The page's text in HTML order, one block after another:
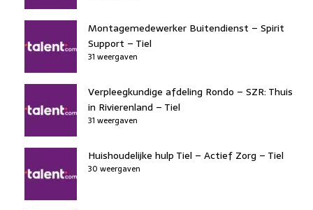
Montagemedewerker Buitendienst – Spirit
Support – Tiel
31 weergaven
Verpleegkundige afdeling Rondo – SZR: Thuis
in Rivierenland – Tiel
31 weergaven
Huishoudelijke hulp Tiel – Actief Zorg – Tiel
30 weergaven